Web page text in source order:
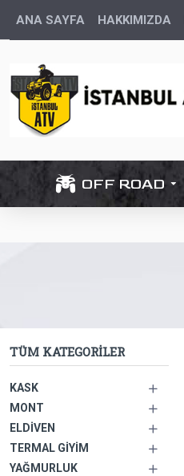
ANA SAYFA HAKKIMIZDA
OFF ROAD
TÜM KATEGORILER
KASK
MONT
ELDIVEN
TERMAL GIYIM
YAĞMURLUK